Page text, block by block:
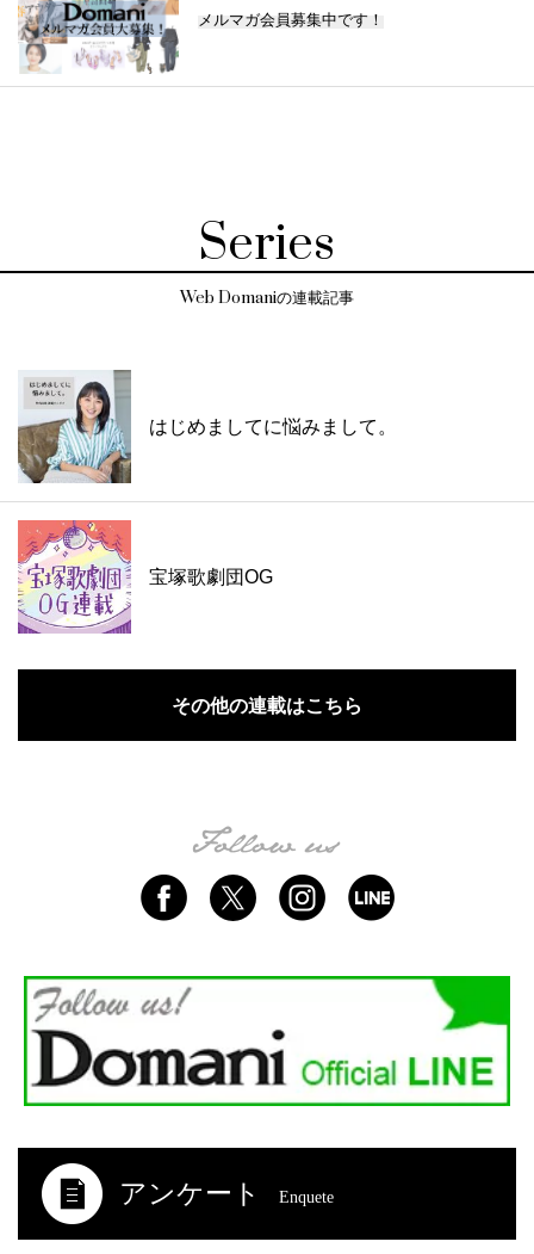
メルマガ会員募集中です！
Series
Web Domaniの連載記事
はじめましてに悩みまして。
宝塚歌劇団OG
その他の連載はこちら
アンケート Enquete